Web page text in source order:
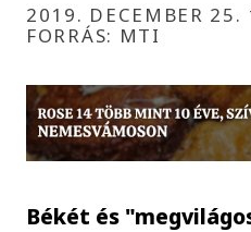
2019. DECEMBER
FORRÁS: MTI
Békét és